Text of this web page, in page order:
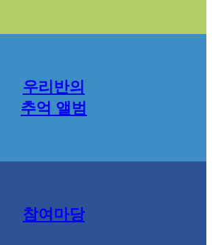
우리반의
추억 앨범
참여마당